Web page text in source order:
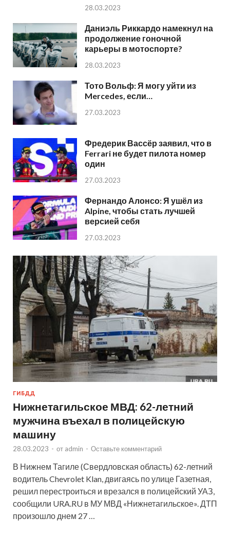
28.03.2023
Даниэль Риккардо намекнул на
продолжение гоночной
карьеры в мотоспорте?
28.03.2023
Тото Вольф: Я могу уйти из
Mercedes, если…
27.03.2023
Фредерик Вассёр заявил, что в
Ferrari не будет пилота номер
один
27.03.2023
Фернандо Алонсо: Я ушёл из
Alpine, чтобы стать лучшей
версией себя
27.03.2023
ГИБДД
Нижнетагильское МВД: 62-летний
мужчина въехал в полицейскую
машину
28.03.2023 - от admin - Оставьте комментарий
В Нижнем Тагиле (Свердловская область) 62-летний
водитель Chevrolet Klan, двигаясь по улице Газетная,
решил перестроиться и врезался в полицейский УАЗ,
сообщили URA.RU в МУ МВД «Нижнетагильское». ДТП
произошло днем 27 …